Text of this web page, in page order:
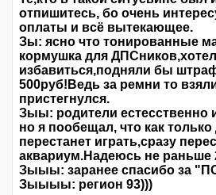
отпишитесь, бо очень
оплаты и всё вытекающее.
Зы: ясно что тонированные
кормушка для
избавиться,подняли бы
500руб!Ведь за ремни то
пристегнулся.
Зыы: родители естесственно
но я пообещал, что как
перестанет играть,сразу
аквариум.Надеюсь не раньше
Зыыы: заранее спасибо за
Зыыыы: регион 93)))